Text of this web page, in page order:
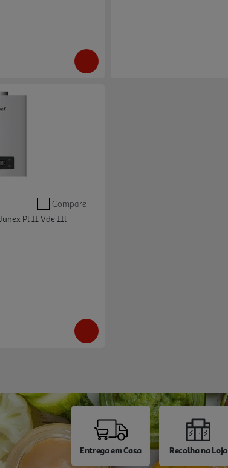
Compare
Pl 11 Vde 11l
Entrega em Casa Recolha na Loja